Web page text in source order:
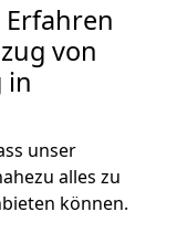
von
in
unser
alles zu
können.